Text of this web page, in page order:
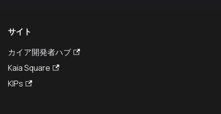
サイト
カイア開発者ハブ
Kaia Square
KIPs